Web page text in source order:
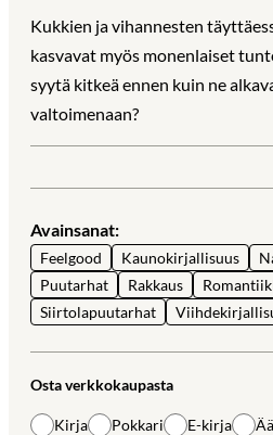
Kukkien ja vihannesten
kasvavat myös monenlaiset
syytä kitkeä ennen kuin ne
valtoimenaan?
Avainsanat:
Feelgood Kaunokirjallisuus
Puutarhat
Rakkaus
Siirtolapuutarhat
Osta verkkokaupasta
Kirja Pokkari E-kirja